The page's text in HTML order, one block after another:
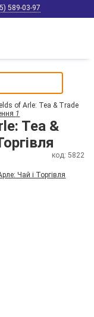
589-03-97
of Arle: Tea & Trade
1
Tea &
код: 5822